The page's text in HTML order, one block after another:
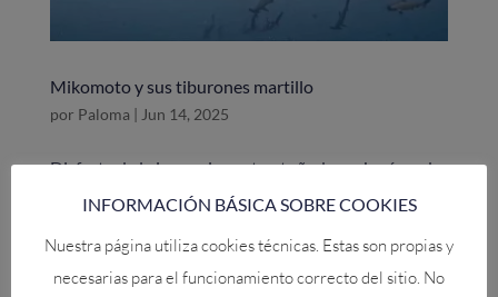
Mikomoto y sus tiburones martillo
por Paloma | Jun 14, 2025
Disfruta de la impresionante otoñada en Japón y de
las cálidas aguas subtropicales de Okinawa.
INFORMACIÓN BÁSICA SOBRE COOKIES
Nuestra página utiliza cookies técnicas. Estas son propias y
necesarias para el funcionamiento correcto del sitio. No